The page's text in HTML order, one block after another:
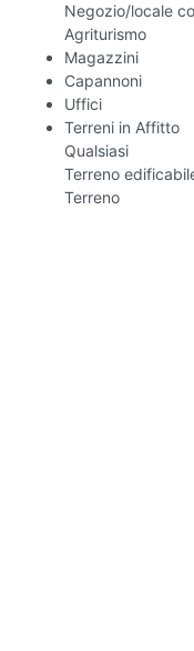
Negozio/locale
Agriturismo
Magazzini
Capannoni
Uffici
Terreni in Affitto
Qualsiasi
Terreno
Terreno